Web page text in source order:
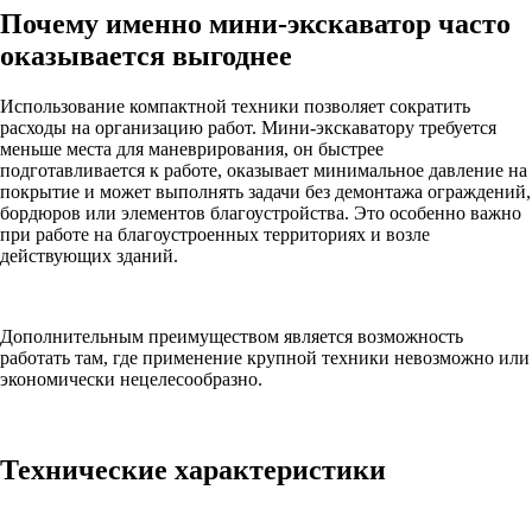
Почему именно мини-экскаватор часто
оказывается выгоднее
Использование компактной техники позволяет сократить
расходы на организацию работ. Мини-экскаватору требуется
меньше места для маневрирования, он быстрее
подготавливается к работе, оказывает минимальное давление на
покрытие и может выполнять задачи без демонтажа ограждений,
бордюров или элементов благоустройства. Это особенно важно
при работе на благоустроенных территориях и возле
действующих зданий.
Дополнительным преимуществом является возможность
работать там, где применение крупной техники невозможно или
экономически нецелесообразно.
Технические характеристики